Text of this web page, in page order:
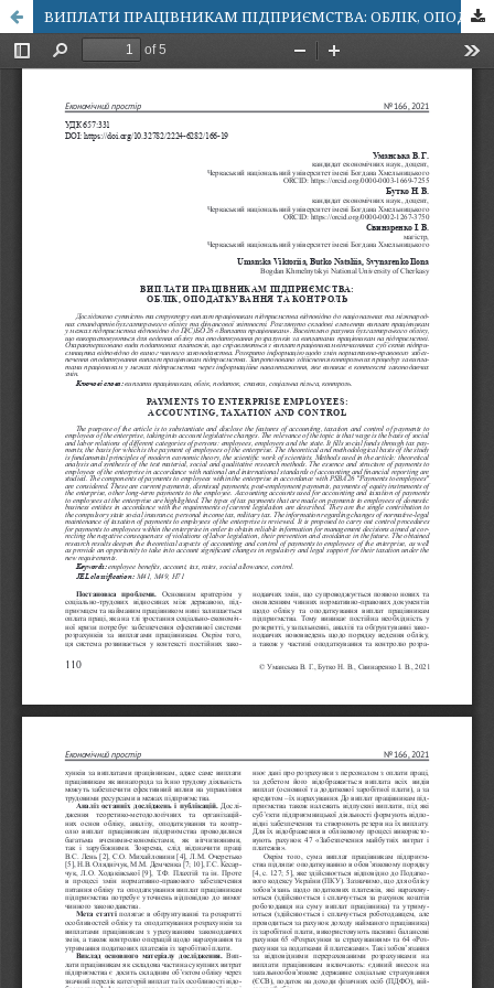
ВИПЛАТИ ПРАЦІВНИКАМ ПІДПРИЄМСТВА: ОБЛІК, ОПОДАТКУВАННЯ ТА КОНТРОЛЬ